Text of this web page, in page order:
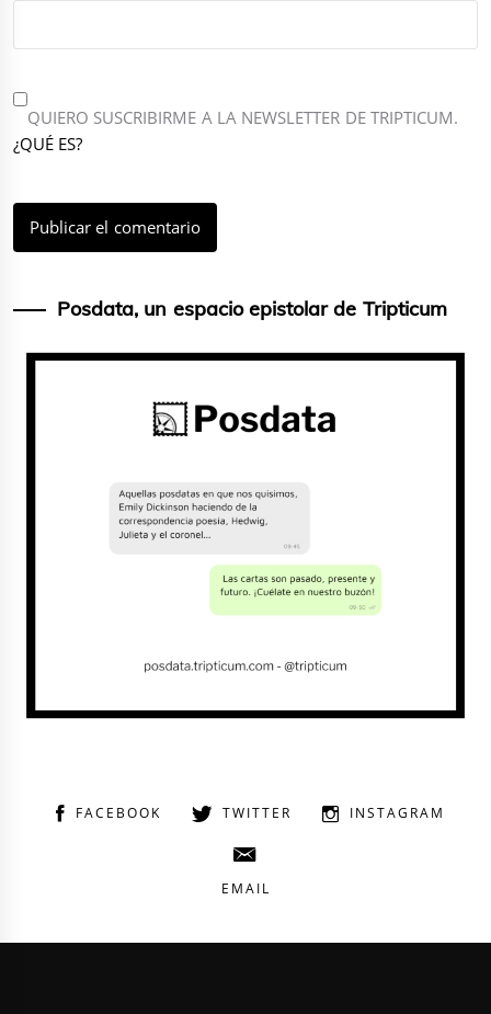
QUIERO SUSCRIBIRME A LA NEWSLETTER DE TRIPTICUM.
¿QUÉ ES?
Posdata, un espacio epistolar de Tripticum
FACEBOOK TWITTER INSTAGRAM
EMAIL